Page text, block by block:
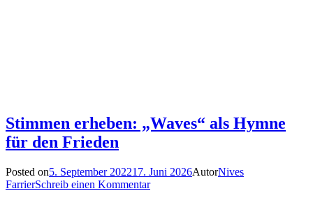
Stimmen erheben: „Waves“ als Hymne
für den Frieden
Posted on5. September 202217. Juni 2026AutorNives
FarrierSchreib einen Kommentar